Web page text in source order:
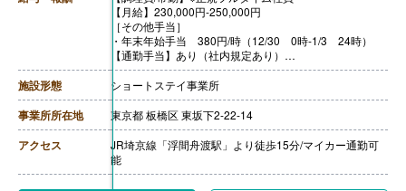
【月給】230,000円-250,000円
［その他手当］
・年末年始手当 380円/時（12/30 0時-1/3 24時）
【通勤手当】あり（社内規定あり）
【賞与】あり（年2回寸志）※業績による
【昇給】年1回（4月）
【特別報酬（年1回）】厨房職:平均267,000円（2025年6
月支給実績）
※職種、雇用形態、在籍期間、会社の業績等によって支
給額は異なる。
【退職金】なし
【調理員/非常勤】
施設形態 ショートステイ事業所
事業所所在地 東京都 板橋区 東坂下2-22-14
アクセス
JR埼京線「浮間舟渡駅」より徒歩15分/マイカー通勤可
能